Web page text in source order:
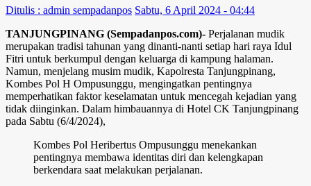
Ditulis : admin sempadanpos Sabtu, 6 April 2024 - 04:44
TANJUNGPINANG (Sempadanpos.com)- Perjalanan mudik
merupakan tradisi tahunan yang dinanti-nanti setiap hari raya Idul
Fitri untuk berkumpul dengan keluarga di kampung halaman.
Namun, menjelang musim mudik, Kapolresta Tanjungpinang,
Kombes Pol H Ompusunggu, mengingatkan pentingnya
memperhatikan faktor keselamatan untuk mencegah kejadian yang
tidak diinginkan. Dalam himbauannya di Hotel CK Tanjungpinang
pada Sabtu (6/4/2024),
Kombes Pol Heribertus Ompusunggu menekankan
pentingnya membawa identitas diri dan kelengkapan
berkendara saat melakukan perjalanan.